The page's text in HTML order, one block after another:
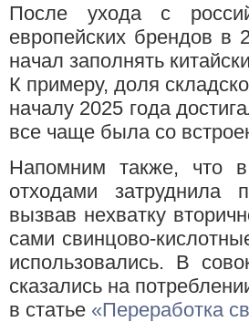
После ухода с
европейских брендов в
начал заполнять
К примеру, доля
началу 2025 года
все чаще была со
Напомним также, что
отходами затруднила
вызвав нехватку
сами свинцово-
использовались. В
сказались на
в статье «Переработка